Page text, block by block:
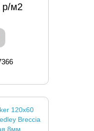
р/м2
120x60
Breccia
8мм